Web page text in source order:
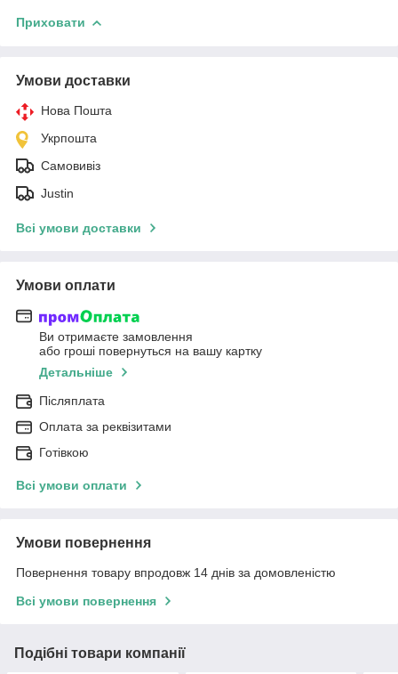
Приховати
Умови доставки
Нова Пошта
Укрпошта
Самовивіз
Justin
Всі умови доставки
Умови оплати
Ви отримаєте замовлення
або гроші повернуться на вашу картку
Детальніше
Післяплата
Оплата за реквізитами
Готівкою
Всі умови оплати
Умови повернення
Повернення товару впродовж 14 днів за домовленістю
Всі умови повернення
Подібні товари компанії